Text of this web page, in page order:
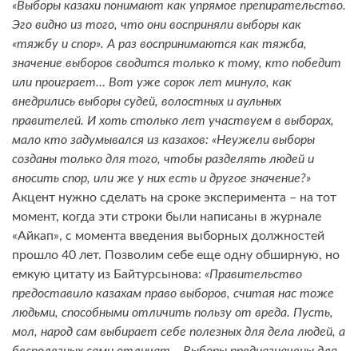
«Выборы казахи понимают как упрямое препирательство.
Эго видно из того, что они восприняли выборы как
«тяжбу и спор». А раз воспринимаются как тяжба,
значение выборов сводится только к тому, кто победит
или проиграет… Вот уже сорок лет минуло, как
внедрились выборы судей, волостных и аульных
правителей. И хоть столько лет участвуем в выборах,
мало кто задумывался из казахов: «Неужели выборы
созданы только для того, чтобы разделять людей и
вносить спор, или же у них есть и другое значение?»
Акцент нужно сделать на сроке эксперимента – на тот
момент, когда эти строки были написаны в журнале
«Айкап», с момента введения выборных должностей
прошло 40 лет. Позволим себе еще одну обширную, но
емкую цитату из Байтурсынова: «Правительство
предоставило казахам право выборов, считая нас тоже
людьми, способными отличить пользу от вреда. Пусть,
мол, народ сам выбирает себе полезных для дела людей, а